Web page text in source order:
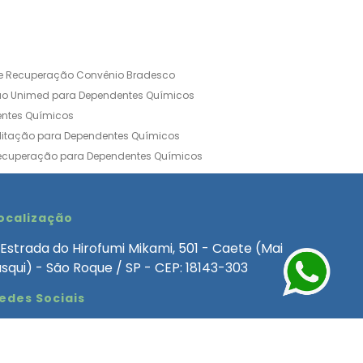
Recuperação Convênio Bradesco
Unimed para Dependentes Químicos
Químicos
para Dependentes Químicos
para Dependentes Químicos
Convênio Médico SulAmérica
de Recuperação Alcoolismo
Clínica de Recuperação para Alcoólatra
Químicos
Clinica Dependencia Quimica
para Dependentes Quimicos
Químicos Particular
Estrada do Hirofumi Mikami, 501 - Caete (Mai
- São Roque / SP - CEP: 18143-303
Sociais